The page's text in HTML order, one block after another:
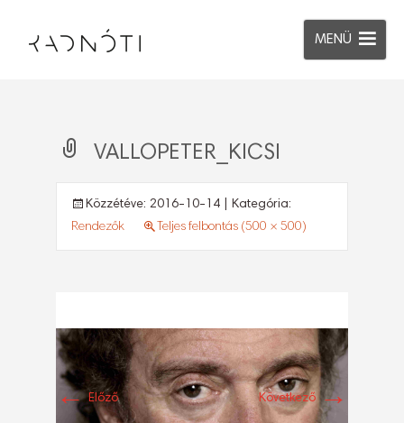
MENÜ
VALLOPETER_KICSI
Közzétéve: 2016-10-14 | Kategória:
Rendezők
Teljes felbontás (500 × 500)
←Előző Következő →